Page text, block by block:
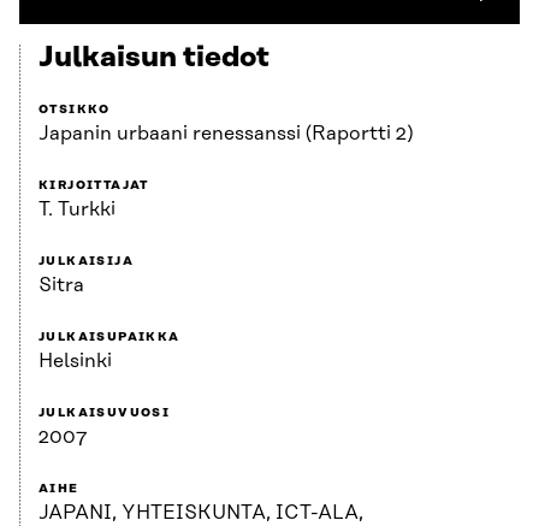
Julkaisun tiedot
OTSIKKO
Japanin urbaani renessanssi (Raportti 2)
KIRJOITTAJAT
T. Turkki
JULKAISIJA
Sitra
JULKAISUPAIKKA
Helsinki
JULKAISUVUOSI
2007
AIHE
JAPANI, YHTEISKUNTA, ICT-ALA,